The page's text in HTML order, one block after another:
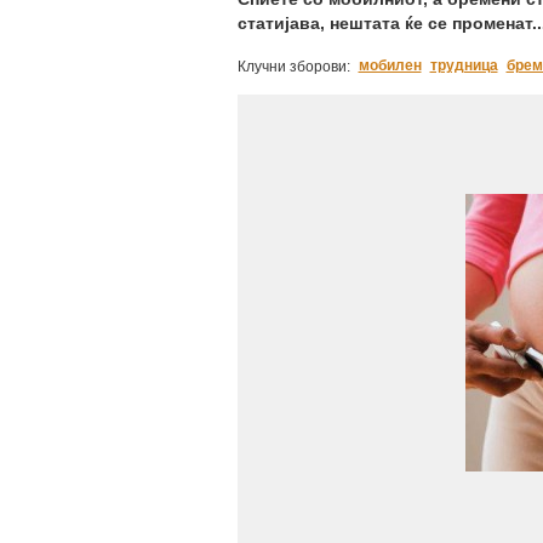
статијава, нештата ќе се
Клучни зборови: мобилен трудница